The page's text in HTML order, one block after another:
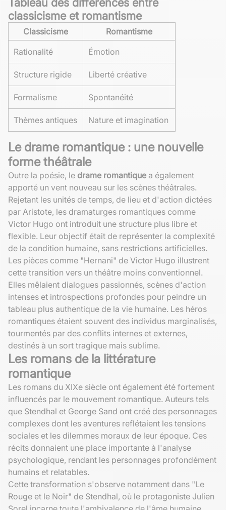
classicisme et romantisme
Classicisme
Romantisme
Rationalité
Émotion
Structure rigide Liberté créative
Formalisme Spontanéité
Thèmes antiques Nature et imagination
Le drame romantique : une nouvelle
forme théâtrale
Outre la poésie, le drame romantique a également
apporté un vent nouveau sur les scènes théâtrales.
Rejetant les unités de temps, de lieu et d'action dictées
par Aristote, les dramaturges romantiques comme
Victor Hugo ont introduit une structure plus libre et
flexible. Leur objectif était de représenter la complexité
de la condition humaine, sans restrictions artificielles.
Les pièces comme "Hernani" de Victor Hugo illustrent
cette transition vers un théâtre moins conventionnel.
Elles mêlaient dialogues passionnés, scènes d'action
intenses et introspections profondes pour peindre un
tableau plus authentique de la vie humaine. Les héros
romantiques étaient souvent des individus marginalisés,
tourmentés par des conflits internes et externes,
destinés à un sort tragique mais sublime.
Les romans de la littérature
romantique
Les romans du XIXe siècle ont également été fortement
influencés par le mouvement romantique. Auteurs tels
que Stendhal et George Sand ont créé des personnages
complexes dont les aventures reflétaient les tensions
sociales et les dilemmes moraux de leur époque. Ces
récits donnaient une place importante à l'analyse
psychologique, rendant les personnages profondément
humains et relatables.
Cette transformation s'observe notamment dans "Le
Rouge et le Noir" de Stendhal, où le protagoniste Julien